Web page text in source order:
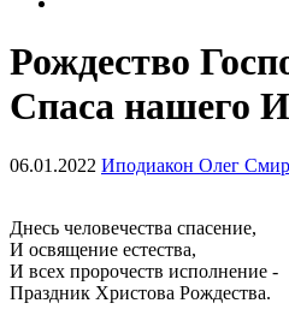
Рождество
Спаса нашего
06.01.2022 Иподиакон Олег
Днесь человечества спасение,
И освящение естества,
И всех пророчеств исполнение -
Праздник Христова Рождества.